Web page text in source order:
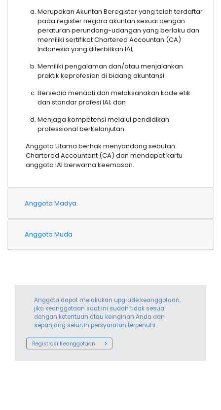
Merupakan Akuntan Beregister yang telah terdaftar
pada register negara akuntan sesuai dengan
peraturan perundang-udangan yang berlaku dan
memiliki sertifikat Chartered Accountan (CA)
Indonesia yang diterbitkan IAI;
Memiliki pengalaman dan/atau menjalankan
praktik keprofesian di bidang akuntansi
Bersedia menaati dan melaksanakan kode etik
dan standar profesi IAI; dan
Menjaga kompetensi melalui pendidikan
professional berkelanjutan
Anggota Utama berhak menyandang sebutan
Chartered Accountant (CA) dan mendapat kartu
anggota IAI berwarna keemasan.
Anggota Madya
Anggota Muda
Anggota dapat melakukan upgrade keanggotaan,
jika keanggotaan saat ini sudah tidak sesuai
dengan ketentuan atau keinginan Anda dan
sepanjang seluruh persyaratan terpenuhi.
Registrasi Keanggotaan